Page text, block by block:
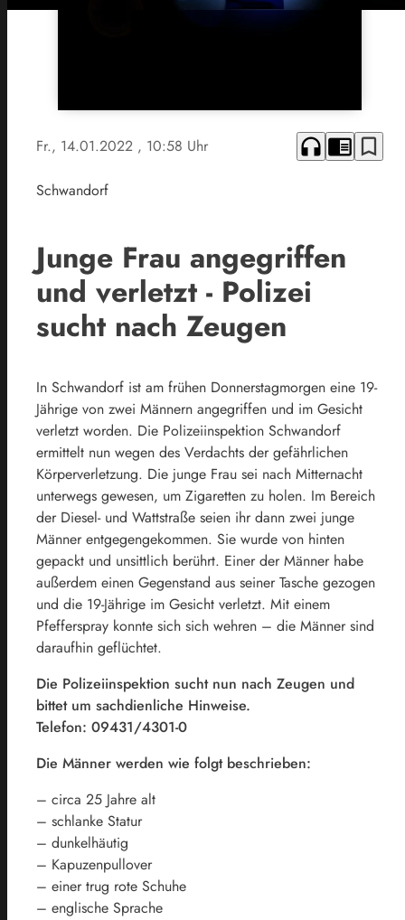
Fr., 14.01.2022 , 10:58 Uhr headphones chrome_reader_mode bookmark_border
Schwandorf
Junge Frau angegriffen
und verletzt - Polizei
sucht nach Zeugen
In Schwandorf ist am frühen Donnerstagmorgen eine 19-
Jährige von zwei Männern angegriffen und im Gesicht
verletzt worden. Die Polizeiinspektion Schwandorf
ermittelt nun wegen des Verdachts der gefährlichen
Körperverletzung. Die junge Frau sei nach Mitternacht
unterwegs gewesen, um Zigaretten zu holen. Im Bereich
der Diesel- und Wattstraße seien ihr dann zwei junge
Männer entgegengekommen. Sie wurde von hinten
gepackt und unsittlich berührt. Einer der Männer habe
außerdem einen Gegenstand aus seiner Tasche gezogen
und die 19-Jährige im Gesicht verletzt. Mit einem
Pfefferspray konnte sich sich wehren – die Männer sind
daraufhin geflüchtet.
Die Polizeiinspektion sucht nun nach Zeugen und
bittet um sachdienliche Hinweise.
Telefon: 09431/4301-0
Die Männer werden wie folgt beschrieben:
– circa 25 Jahre alt
– schlanke Statur
– dunkelhäutig
– Kapuzenpullover
– einer trug rote Schuhe
– englische Sprache